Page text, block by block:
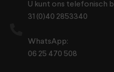
U kunt ons telefonisch
31 (0)40 2853340
WhatsApp:
06 25 470 508